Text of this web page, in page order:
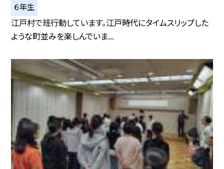
６年生
江戸村で班行動しています。江戸時代にタイムスリップした
ような町並みを楽しんでいま...